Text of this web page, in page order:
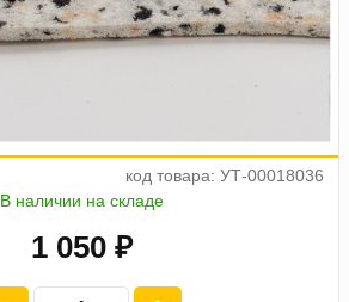
код товара: УТ-00018036
В наличии на складе
1 050 ₽